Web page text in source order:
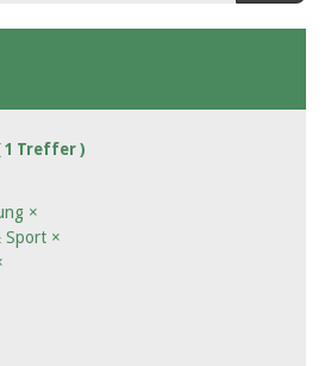
1 Treffer )
×
Sport ×